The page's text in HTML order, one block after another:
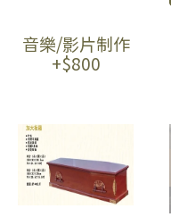
音樂/影片制作
+$800